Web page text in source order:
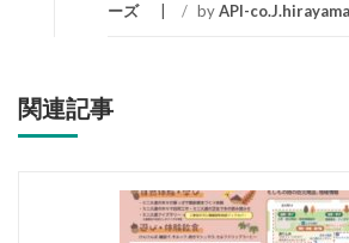
ーズ / byAPI-co.J.hirayama
関連記事